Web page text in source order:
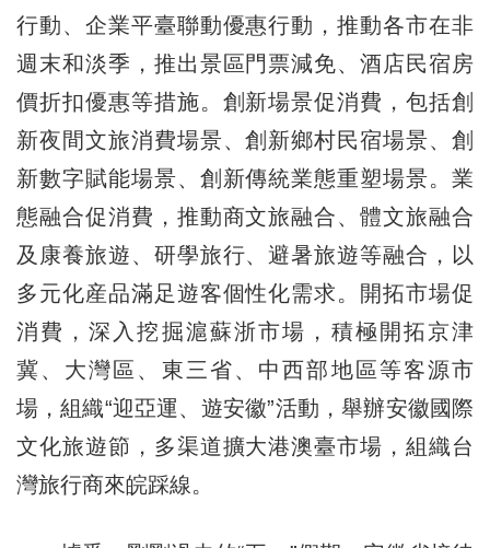
行動、企業平臺聯動優惠行動，推動各市在非
週末和淡季，推出景區門票減免、酒店民宿房
價折扣優惠等措施。創新場景促消費，包括創
新夜間文旅消費場景、創新鄉村民宿場景、創
新數字賦能場景、創新傳統業態重塑場景。業
態融合促消費，推動商文旅融合、體文旅融合
及康養旅遊、研學旅行、避暑旅遊等融合，以
多元化産品滿足遊客個性化需求。開拓市場促
消費，深入挖掘滬蘇浙市場，積極開拓京津
冀、大灣區、東三省、中西部地區等客源市
場，組織“迎亞運、遊安徽”活動，舉辦安徽國際
文化旅遊節，多渠道擴大港澳臺市場，組織台
灣旅行商來皖踩線。